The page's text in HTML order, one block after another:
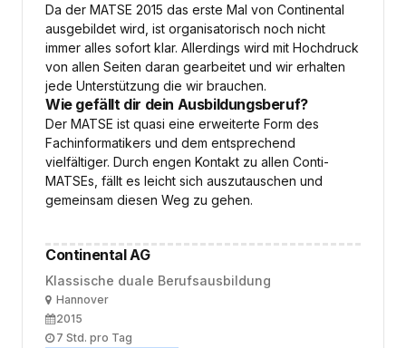
Da der MATSE 2015 das erste Mal von Continental
ausgebildet wird, ist organisatorisch noch nicht
immer alles sofort klar. Allerdings wird mit Hochdruck
von allen Seiten daran gearbeitet und wir erhalten
jede Unterstützung die wir brauchen.
Wie gefällt dir dein Ausbildungsberuf?
Der MATSE ist quasi eine erweiterte Form des
Fachinformatikers und dem entsprechend
vielfältiger. Durch engen Kontakt zu allen Conti-
MATSEs, fällt es leicht sich auszutauschen und
gemeinsam diesen Weg zu gehen.
Continental AG
Klassische duale Berufsausbildung
OrtHannover
Ausbildungsbeginn
2015
Arbeitszeit
7 Std. pro Tag